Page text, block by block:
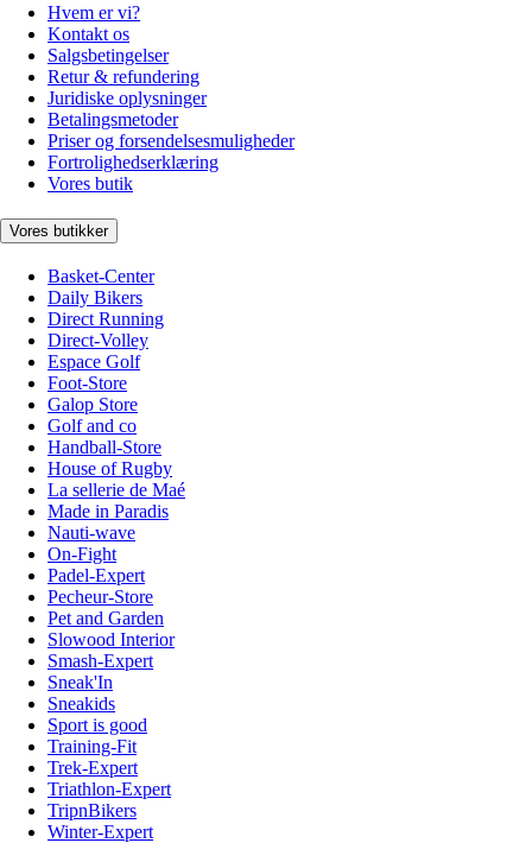
Hvem er vi?
Kontakt os
Salgsbetingelser
Retur & refundering
Juridiske oplysninger
Betalingsmetoder
Priser og forsendelsesmuligheder
Fortrolighedserklæring
Vores butik
Vores butikker
Basket-Center
Daily Bikers
Direct Running
Direct-Volley
Espace Golf
Foot-Store
Galop Store
Golf and co
Handball-Store
House of Rugby
La sellerie de Maé
Made in Paradis
Nauti-wave
On-Fight
Padel-Expert
Pecheur-Store
Pet and Garden
Slowood Interior
Smash-Expert
Sneak'In
Sneakids
Sport is good
Training-Fit
Trek-Expert
Triathlon-Expert
TripnBikers
Winter-Expert